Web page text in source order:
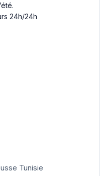
24h/24h
Tunisie